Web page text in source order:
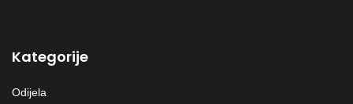
Kategorije
Odijela